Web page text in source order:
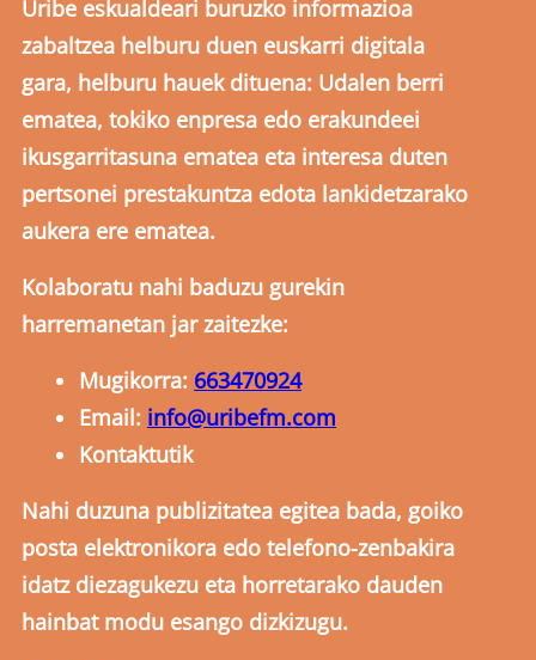
Uribe eskualdeari buruzko informazioa
zabaltzea helburu duen euskarri digitala
gara, helburu hauek dituena: Udalen berri
ematea, tokiko enpresa edo erakundeei
ikusgarritasuna ematea eta interesa duten
pertsonei prestakuntza edota lankidetzarako
aukera ere ematea.
Kolaboratu nahi baduzu gurekin
harremanetan jar zaitezke:
Mugikorra: 663470924
Email: info@uribefm.com
Kontaktutik
Nahi duzuna publizitatea egitea bada, goiko
posta elektronikora edo telefono-zenbakira
idatz diezagukezu eta horretarako dauden
hainbat modu esango dizkizugu.